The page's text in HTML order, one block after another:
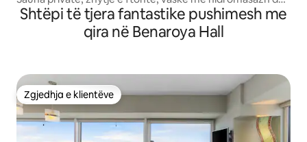
biçikleta elektronike
Shtëpi të tjera fantastike pushimesh me
qira në Benaroya Hall
Zgjedhja e klientëve
Zgjedhja e klientëve